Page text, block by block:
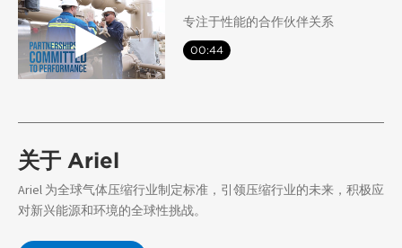
专注于性能的合作伙伴关系
00:44
关于 Ariel
Ariel 为全球气体压缩行业制定标准，引领压缩行业的未来，积极应
对新兴能源和环境的全球性挑战。